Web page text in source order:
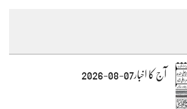
آج کا اخبار07-08-2026